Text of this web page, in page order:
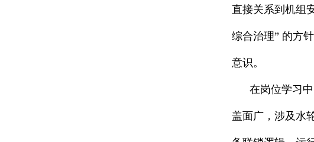
直接关系到机组
综合治理” 的方
意识。
在岗位学习中
盖面广，涉及水